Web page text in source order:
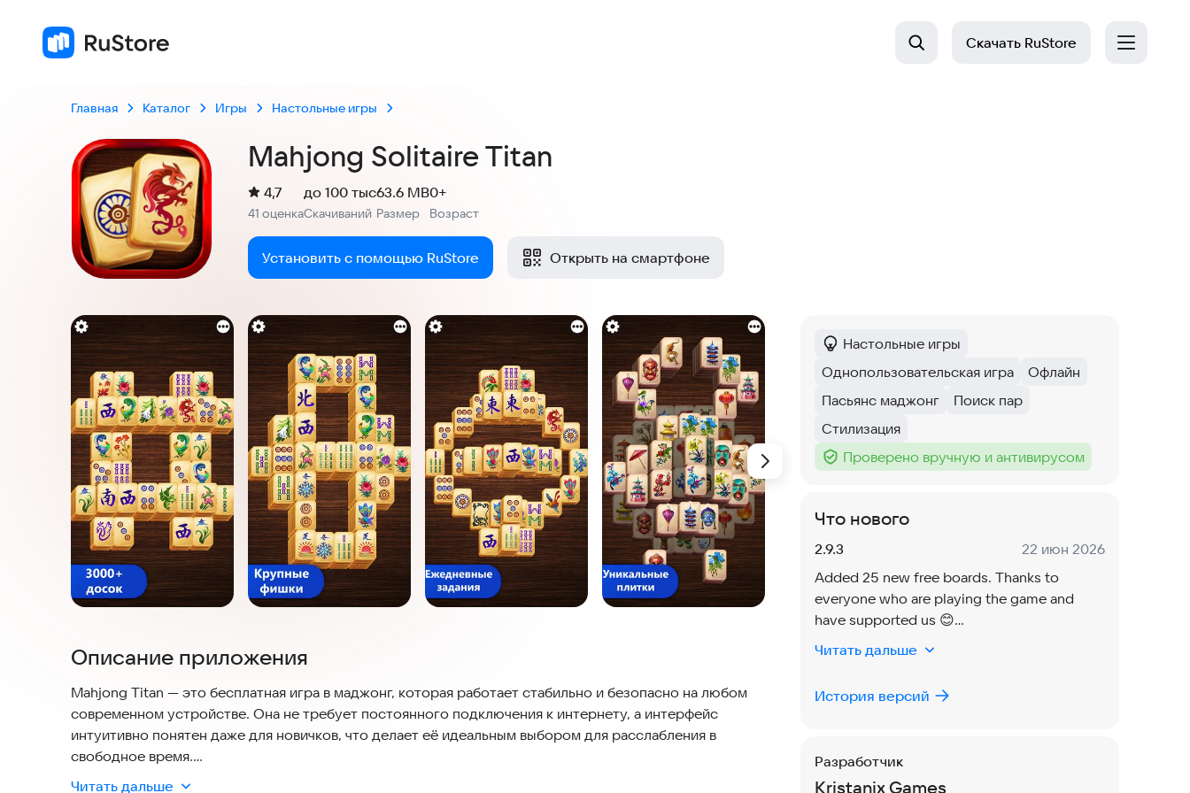
Скачать RuStore
Главная Каталог Игры Настольные игры
Mahjong Solitaire Titan
Рейтинг:
4,7
41 оценкаСкачиваний
до 100 тыс
Размер
63.6 MB
Возраст
0+
Установить с помощью RuStore Открыть на смартфоне
Скриншоты
Описание приложения
Mahjong Titan — это бесплатная игра в маджонг, которая работает стабильно и безопасно на любом
современном устройстве. Она не требует постоянного подключения к интернету, а интерфейс
интуитивно понятен даже для новичков, что делает её идеальным выбором для расслабления в
свободное время.
Читать дальше
Категория:
Настольные игры
Тег:
Однопользовательская игра
Тег:
Офлайн
Тег:
Пасьянс маджонг
Тег:
Поиск пар
Тег:
Стилизация
Тег :
Проверено вручную и антивирусом
Что нового
Версия:
2.9.3 Дата:
22 июн 2026
Added 25 new free boards. Thanks to
everyone who are playing the game and
have supported us 😊
Previous Updates: Added 1300+ free boards,
3 new free tile set, and lots more.
Читать дальше
История версий
Разработчик
Kristanix Games